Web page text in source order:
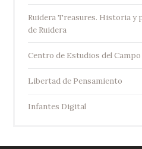
Ruidera Treasures. Historia y
de Ruidera
Centro de Estudios del
Libertad de Pensamiento
Infantes Digital